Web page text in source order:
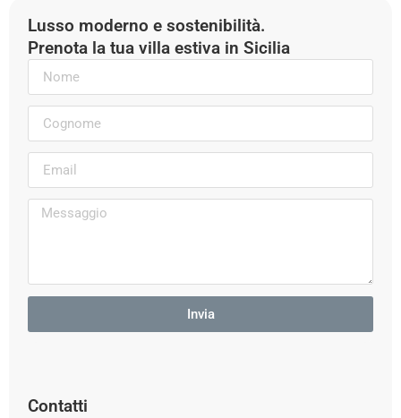
Lusso moderno e sostenibilità.
Prenota la tua villa estiva in Sicilia
Invia
Contatti